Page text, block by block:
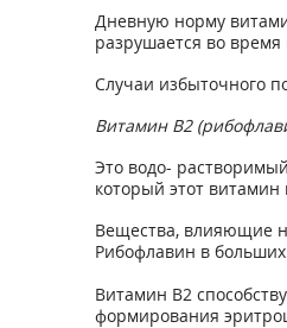
Дневную норму
разрушается во время
Случаи избыточного
Витамин В2
Это водо-
который этот
Вещества, влияющие
Рибофлавин в
Витамин В2
формирования